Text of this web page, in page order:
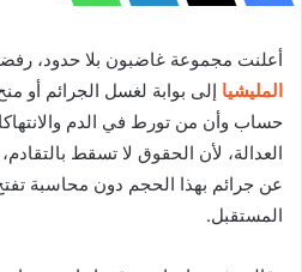
أعلنت مجموعة غاضبون بلا حدود،
المليشيا إلى بوابة لغسل الجرائم أو
حساب وأن من تورط في الدم
العدالة، لأن الحقوق لا تسقط
عن جرائم بهذا الحجم دون محاسبة
المستقبل.